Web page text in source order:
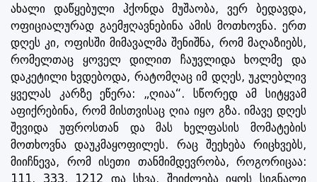
ახალი დაწყებული ჰქონდა მუშაობა, ვერ ბედავდა,
ოფიციალურად გაემჟღავნებინა ამის მოთხოვნა. ერთ
დღეს კი, ოფისში მიმავალმა შენიშნა, რომ მაღაზიებს,
რომელთაც ყოველ დილით ჩაუვლიდა ხოლმე და
დაკეტილი ხვდებოდა, რატომღაც იმ დღეს, უკლებლივ
ყველას კარზე ეწერა: „ღიაა“. სწორედ ამ სიტყვამ
აფიქრებინა, რომ მისთვისაც ღია იყო გზა. იმავე დღეს
შევიდა უფროსთან და მას ხელფასის მომატების
მოთხოვნა დაუკმაყოფილეს. რაც შეეხება რიცხვებს,
მიიჩნევა, რომ ისეთი თანმიმდევრობა, როგორიცაა:
111, 333, 1212 და სხვა, შეიძლება იყოს სიგნალი